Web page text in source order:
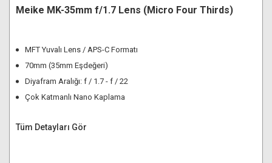
Meike MK-35mm f/1.7 Lens (Micro Four Thirds)
MFT Yuvalı Lens / APS-C Formatı
70mm (35mm Eşdeğeri)
Diyafram Aralığı: f / 1.7 - f / 22
Çok Katmanlı Nano Kaplama
Tüm Detayları Gör